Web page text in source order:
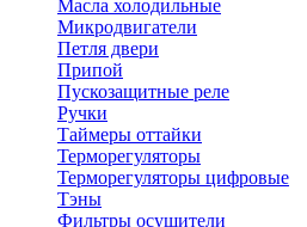
Масла холодильные
Микродвигатели
Петля двери
Припой
Пускозащитные реле
Ручки
Таймеры оттайки
Терморегуляторы
Терморегуляторы цифровые
Тэны
Фильтры осушители